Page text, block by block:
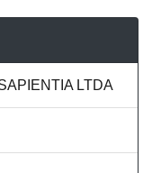
LTDA